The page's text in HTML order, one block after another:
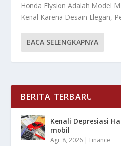
Honda Elysion Adalah Model
Kenal Karena Desain Elegan,
BACA SELENGKAPNYA
BERITA TERBARU
Kenali Depresiasi
mobil
Agu 8, 2026 | Finance